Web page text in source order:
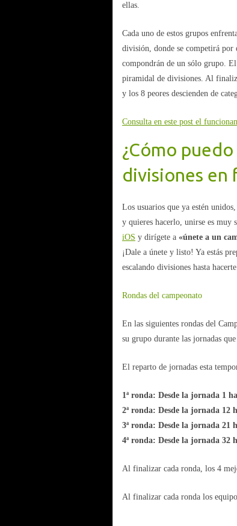
ellas.
Cada uno de estos grupos
división, donde se competirá por
compondrán de un sólo grupo.
piramidal de divisiones. Al
y los 8 peores descienden de
Consulta en este post el
¿Cómo
divisiones en
Los usuarios que ya estén
y quieres hacerlo, unirse es muy
iOS y dirígete a «únete a un
¡Dale a únete y listo! Ya estás
escalando divisiones hasta
Rondas del campeonato
En las siguientes rondas del
su grupo durante las jornadas
El reparto de jornadas esta
1ª ronda: Desde la jornada 1
2ª ronda: Desde la jornada 12
3ª ronda: Desde la jornada 21
4ª ronda: Desde la jornada 32
Al finalizar cada ronda, los 4
Al finalizar cada ronda los